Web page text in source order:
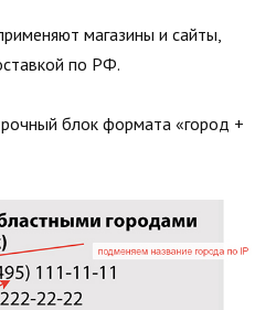
магазины и сайты,
по РФ.
блок формата «город +